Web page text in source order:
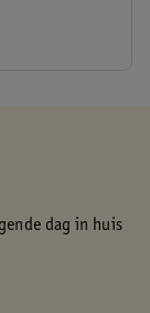
dag in huis